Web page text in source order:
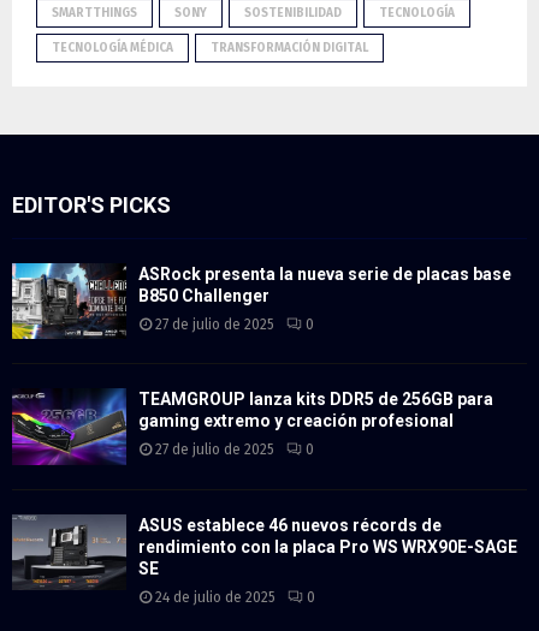
SMARTTHINGS SONY SOSTENIBILIDAD TECNOLOGÍA
TECNOLOGÍA MÉDICA TRANSFORMACIÓN DIGITAL
EDITOR'S PICKS
ASRock presenta la nueva serie de placas base
B850 Challenger
27 de julio de 2025 0
TEAMGROUP lanza kits DDR5 de 256GB para
gaming extremo y creación profesional
27 de julio de 2025 0
ASUS establece 46 nuevos récords de
rendimiento con la placa Pro WS WRX90E-SAGE
SE
24 de julio de 2025 0